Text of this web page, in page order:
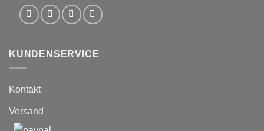
KUNDENSERVICE
Kontakt
Versand